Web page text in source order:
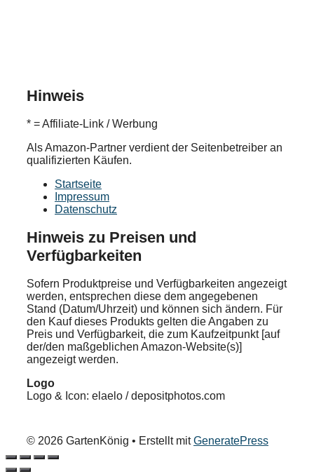
Hinweis
* = Affiliate-Link / Werbung
Als Amazon-Partner verdient der Seitenbetreiber an
qualifizierten Käufen.
Startseite
Impressum
Datenschutz
Hinweis zu Preisen und
Verfügbarkeiten
Sofern Produktpreise und Verfügbarkeiten angezeigt
werden, entsprechen diese dem angegebenen
Stand (Datum/Uhrzeit) und können sich ändern. Für
den Kauf dieses Produkts gelten die Angaben zu
Preis und Verfügbarkeit, die zum Kaufzeitpunkt [auf
der/den maßgeblichen Amazon-Website(s)]
angezeigt werden.
Logo
Logo & Icon: elaelo / depositphotos.com
© 2026 GartenKönig • Erstellt mitGeneratePress